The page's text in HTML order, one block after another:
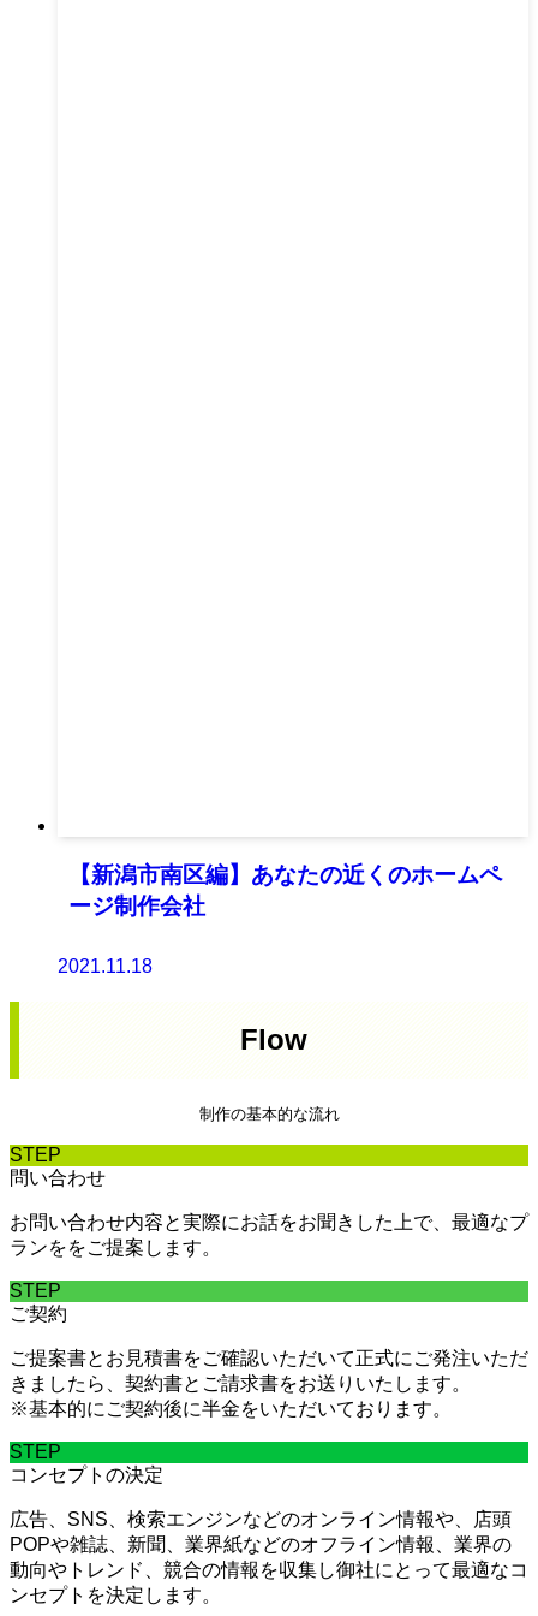
【新潟市南区編】あなたの近くのホームペ
ージ制作会社
2021.11.18
Flow
制作の基本的な流れ
STEP
問い合わせ
お問い合わせ内容と実際にお話をお聞きした上で、最適なプ
ランををご提案します。
STEP
ご契約
ご提案書とお見積書をご確認いただいて正式にご発注いただ
きましたら、契約書とご請求書をお送りいたします。
※基本的にご契約後に半金をいただいております。
STEP
コンセプトの決定
広告、SNS、検索エンジンなどのオンライン情報や、店頭
POPや雑誌、新聞、業界紙などのオフライン情報、業界の
動向やトレンド、競合の情報を収集し御社にとって最適なコ
ンセプトを決定します。